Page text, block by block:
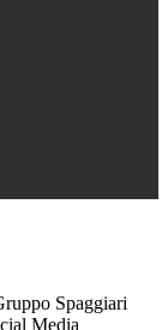
Spaggiari
Media